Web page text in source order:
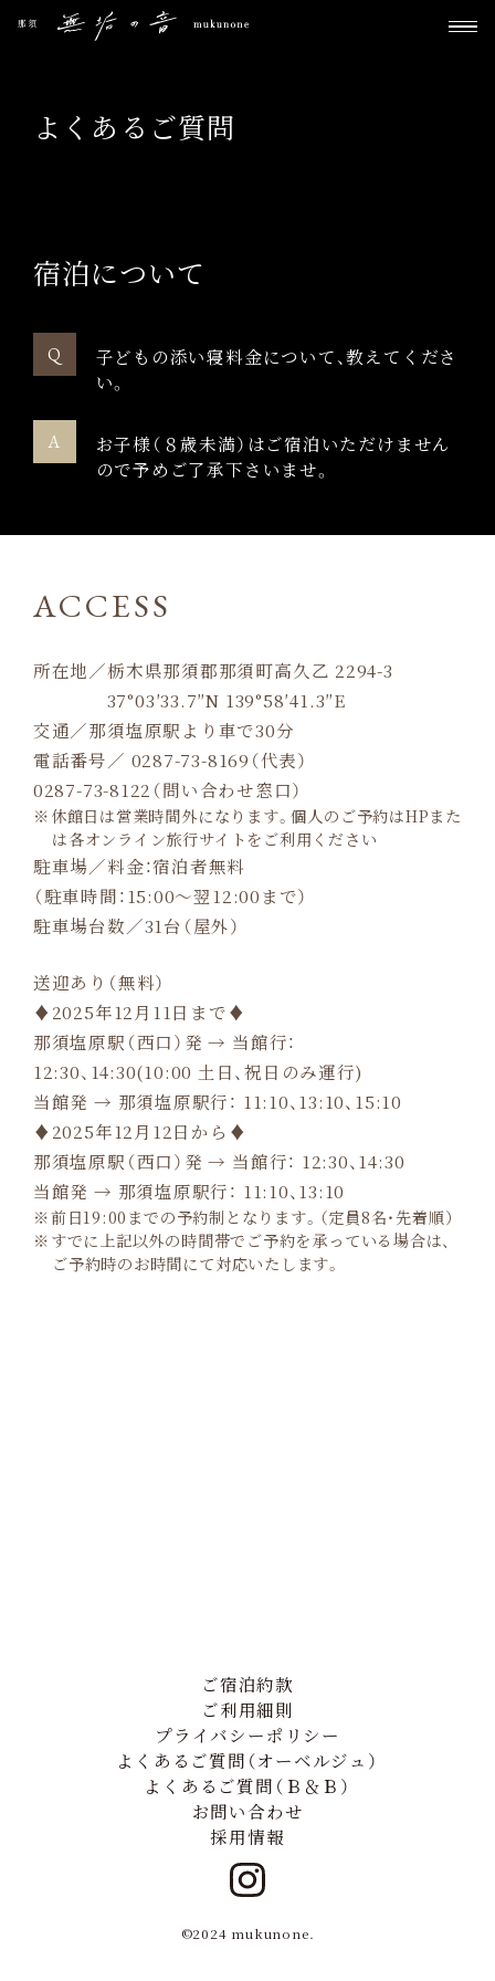
よくあるご質問
宿泊について
子どもの添い寝料金について、教えてくださ
い。
お子様（８歳未満）はご宿泊いただけません
ので予めご了承下さいませ。
ACCESS
所在地／栃木県那須郡那須町高久乙 2294-3
37°03′33.7″N 139°58′41.3″E
交通／那須塩原駅より車で30分
電話番号／ 0287-73-8169（代表）
0287-73-8122（問い合わせ窓口）
休館日は営業時間外になります。個人のご予約はHPまた
は各オンライン旅行サイトをご利用ください
駐車場／料金：宿泊者無料
（駐車時間：15:00～翌12:00まで）
駐車場台数／31台（屋外）
送迎あり（無料）
♦2025年12月11日まで♦
那須塩原駅（西口）発 → 当館行：
12:30、14:30(10:00 土日、祝日のみ運行)
当館発 → 那須塩原駅行： 11:10、13:10、15:10
♦2025年12月12日から♦
那須塩原駅（西口）発 → 当館行： 12:30、14:30
当館発 → 那須塩原駅行： 11:10、13:10
前日19:00までの予約制となります。（定員8名・先着順）
すでに上記以外の時間帯でご予約を承っている場合は、
ご予約時のお時間にて対応いたします。
ご宿泊約款
ご利用細則
プライバシーポリシー
よくあるご質問（オーベルジュ）
よくあるご質問（Ｂ＆Ｂ）
お問い合わせ
採用情報
©2024 mukunone.